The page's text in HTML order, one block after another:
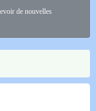
de nouvelles